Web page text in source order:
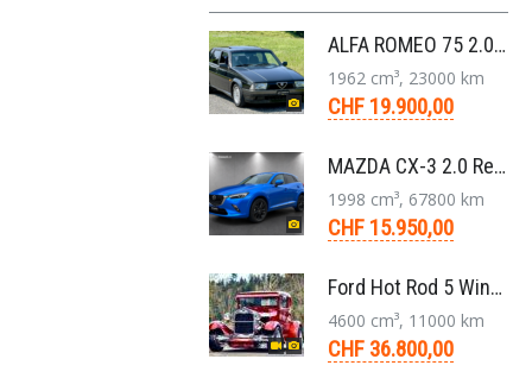
ALFA ROMEO 75 2.0 TS Super Berlina 5-Gang 1991
1962 cm³, 23000 km
CHF 19.900,00
MAZDA CX-3 2.0 Revolution FWD Skyactiv Drive SUV 2017
1998 cm³, 67800 km
CHF 15.950,00
Ford Hot Rod 5 Window 283 V8 4-Gang 1929
4600 cm³, 11000 km
CHF 36.800,00